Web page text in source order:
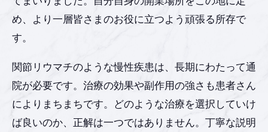
め、より一層皆さまのお役に立つよう頑張る所存で
す。
関節リウマチのような慢性疾患は、長期にわたって通
院が必要です。治療の効果や副作用の強さも患者さん
によりまちまちです。どのような治療を選択していけ
ば良いのか、正解は一つではありません。丁寧な説明